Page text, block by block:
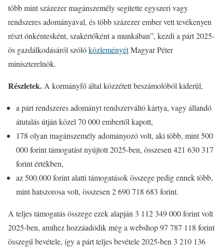
több mint százezer magánszemély segítette egyszeri vagy
rendszeres adományával, és több százezer ember vett tevékenyen
részt önkéntesként, szakértőként a munkában”, kezdi a párt 2025-
ös gazdálkodásáról szólóközleményétMagyar Péter
miniszterelnök.
Részletek. A kormányfő által közzétett beszámolóból kiderül,
a párt rendszeres adományt rendszerváltó kártya, vagy állandó
átutalás útján közel 70 000 embertől kapott,
178 olyan magánszemély adományozó volt, aki több, mint 500
000 forint támogatást nyújtott 2025-ben, összesen 421 630 317
forint értékben,
az 500.000 forint alatti támogatások összege pedig ennek több,
mint hatszorosa volt, összesen 2 690 718 683 forint.
A teljes támogatás összege ezek alapján 3 112 349 000 forint volt
2025-ben, amihez hozzáadódik még a webshop 97 787 118 forint
összegű bevétele, így a párt teljes bevétele 2025-ben 3 210 136